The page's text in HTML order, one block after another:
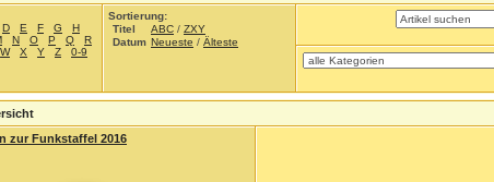
D E F G
H
N O P Q
R
W X Y Z 0-9
Sortierung:
Titel
ABC / ZXY
Datum Neueste / Älteste
zur Funkstaffel 2016